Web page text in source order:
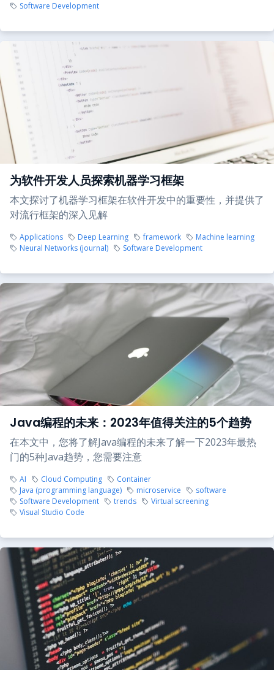
Software Development
为软件开发人员探索机器学习框架
本文探讨了机器学习框架在软件开发中的重要性，并提供了
对流行框架的深入见解
Applications Deep Learning framework
Machine learning
Neural Networks (journal)
Software Development
Java编程的未来：2023年值得关注的5个趋势
在本文中，您将了解Java编程的未来了解一下2023年最热
门的5种Java趋势，您需要注意
AI Cloud Computing
Container
Java (programming language)
microservice
software
Software Development
trends
Virtual screening
Visual Studio Code